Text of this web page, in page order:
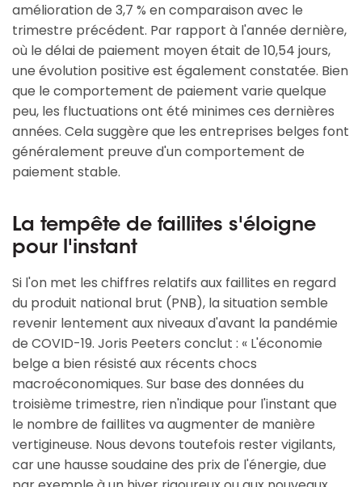
amélioration de 3,7 % en comparaison avec le
trimestre précédent. Par rapport à l'année dernière,
où le délai de paiement moyen était de 10,54 jours,
une évolution positive est également constatée. Bien
que le comportement de paiement varie quelque
peu, les fluctuations ont été minimes ces dernières
années. Cela suggère que les entreprises belges font
généralement preuve d'un comportement de
paiement stable.
La tempête de faillites s'éloigne
pour l'instant
Si l'on met les chiffres relatifs aux faillites en regard
du produit national brut (PNB), la situation semble
revenir lentement aux niveaux d'avant la pandémie
de COVID-19. Joris Peeters conclut : « L'économie
belge a bien résisté aux récents chocs
macroéconomiques. Sur base des données du
troisième trimestre, rien n'indique pour l'instant que
le nombre de faillites va augmenter de manière
vertigineuse. Nous devons toutefois rester vigilants,
car une hausse soudaine des prix de l'énergie, due